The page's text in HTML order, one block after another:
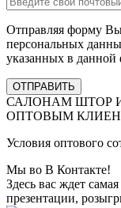
Отправляя форму Вы
персональных
указанных в данной
ОТПРАВИТЬ
САЛОНАМ ШТОР
ОПТОВЫМ
Условия оптового
Мы во В Контакте!
Здесь вас ждет
презентации,